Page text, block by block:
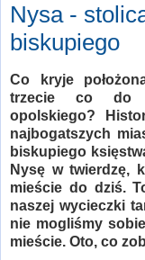
Nysa -
biskupiego
Co kryje
trzecie co do
opolskiego?
najbogatszych
biskupiego
Nysę w twierdzę,
mieście do dziś.
naszej wycieczki
nie mogliśmy
mieście. Oto, co